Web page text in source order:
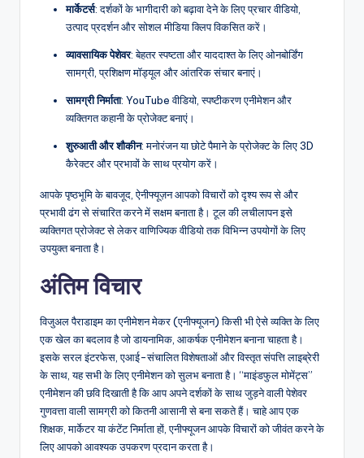
मार्केटर्स: दर्शकों के भागीदारी को बढ़ावा देने के लिए प्रचार वीडियो,
उत्पाद प्रदर्शन और सोशल मीडिया क्लिप विकसित करें।
व्यावसायिक पेशेवर: बेहतर स्पष्टता और याददाश्त के लिए ओनबोर्डिंग
सामग्री, प्रशिक्षण मॉड्यूल और आंतरिक संचार बनाएं।
सामग्री निर्माता: YouTube वीडियो, स्पष्टीकरण एनीमेशन और
व्यक्तिगत कहानी के प्रोजेक्ट बनाएं।
शुरुआती और शौकीन: मनोरंजन या छोटे पैमाने के प्रोजेक्ट के लिए 3D
कैरेक्टर और प्रभावों के साथ प्रयोग करें।
आपके पृष्ठभूमि के बावजूद, ऐनीफ्यूज़न आपको विचारों को दृश्य रूप से और
प्रभावी ढंग से संचारित करने में सक्षम बनाता है। टूल की लचीलापन इसे
व्यक्तिगत प्रोजेक्ट से लेकर वाणिज्यिक वीडियो तक विभिन्न उपयोगों के लिए
उपयुक्त बनाता है।
अंतिम विचार
विजुअल पैराडाइम का एनीमेशन मेकर (एनीफ्यूजन) किसी भी ऐसे व्यक्ति के लिए
एक खेल का बदलाव है जो डायनामिक, आकर्षक एनीमेशन बनाना चाहता है।
इसके सरल इंटरफेस, एआई-संचालित विशेषताओं और विस्तृत संपत्ति लाइब्रेरी
के साथ, यह सभी के लिए एनीमेशन को सुलभ बनाता है। “माइंडफुल मोमेंट्स”
एनीमेशन की छवि दिखाती है कि आप अपने दर्शकों के साथ जुड़ने वाली पेशेवर
गुणवत्ता वाली सामग्री को कितनी आसानी से बना सकते हैं। चाहे आप एक
शिक्षक, मार्केटर या कंटेंट निर्माता हों, एनीफ्यूजन आपके विचारों को जीवंत करने के
लिए आपको आवश्यक उपकरण प्रदान करता है।